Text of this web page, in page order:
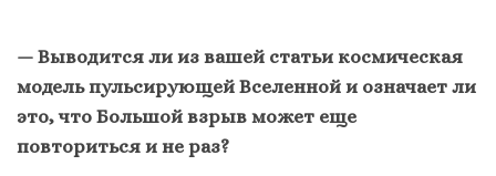
— Выводится ли из вашей статьи космическая
модель пульсирующей Вселенной и означает ли
это, что Большой взрыв может еще
повториться и не раз?